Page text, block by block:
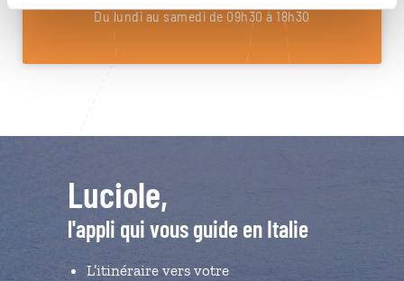
Du lundi au samedi de 09h30 à 18h30
Luciole,
l'appli qui vous guide en Italie
L’itinéraire vers votre